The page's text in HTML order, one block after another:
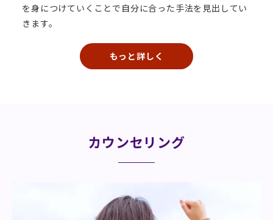
を身につけていくことで自分に合った手法を見出してい
きます。
もっと詳しく
カウンセリング